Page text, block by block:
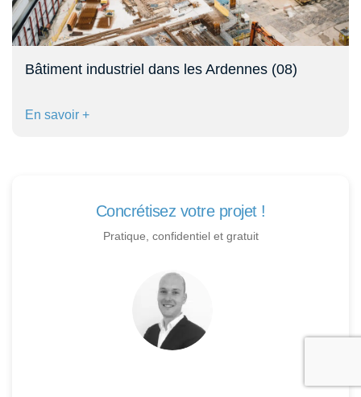
Bâtiment industriel dans les Ardennes (08)
En savoir +
Concrétisez votre projet !
Pratique, confidentiel et gratuit